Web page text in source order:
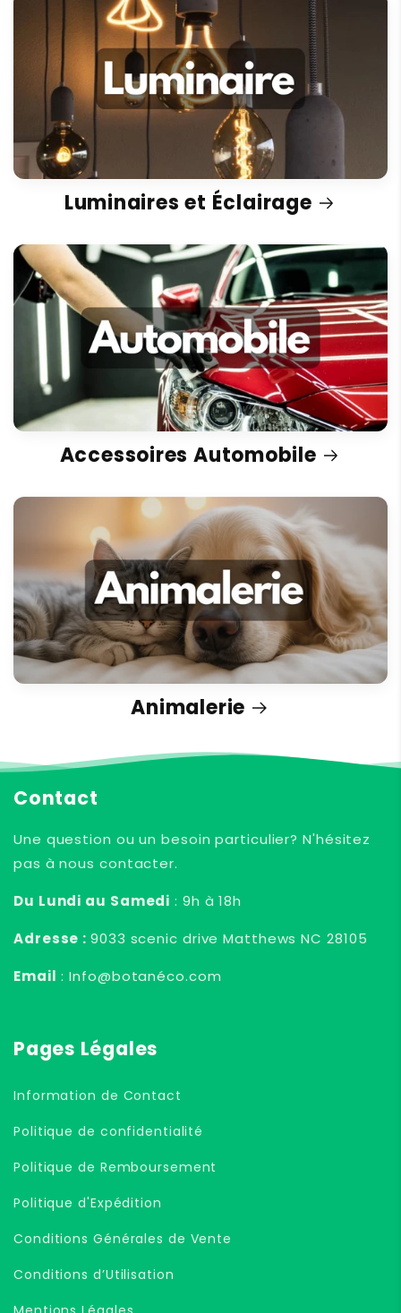
Luminaires et Éclairage
Accessoires Automobile
Animalerie
Contact
Une question ou un besoin particulier? N'hésitez
pas à nous contacter.
Du Lundi au Samedi : 9h à 18h
Adresse : 9033 scenic drive Matthews NC 28105
Email : Info@botanéco.com
Pages Légales
Information de Contact
Politique de confidentialité
Politique de Remboursement
Politique d'Expédition
Conditions Générales de Vente
Conditions d’Utilisation